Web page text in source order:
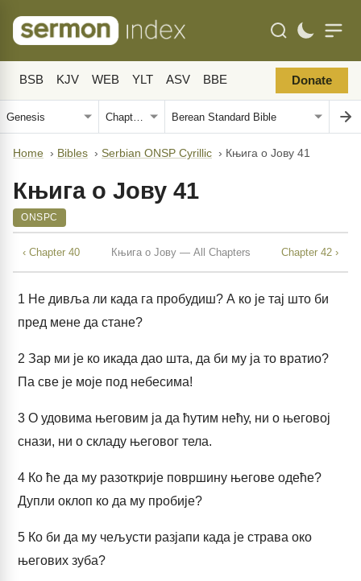
BSB KJV WEB YLT ASV BBE Donate
Home › Bibles › Serbian ONSP Cyrillic › Књига о Јову 41
Књига о Јову 41
ONSPC
‹ Chapter 40 Књига о Јову — All Chapters Chapter 42 ›
1 Не дивља ли када га пробудиш? А ко је тај што би
пред мене да стане?
2 Зар ми је ко икада дао шта, да би му ја то вратио?
Па све је моје под небесима!
3 О удовима његовим ја да ћутим нећу, ни о његовој
снази, ни о складу његовог тела.
4 Ко ће да му разоткрије површину његове одеће?
Дупли оклоп ко да му пробије?
5 Ко би да му чељусти разјапи када је страва око
његових зуба?